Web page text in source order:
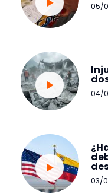
05/
04/
03/